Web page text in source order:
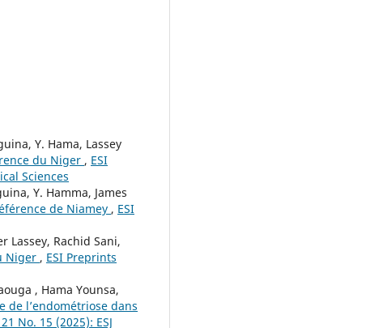
Y. Hama, Lassey
du Niger , ESI
Sciences
Y. Hamma, James
de Niamey , ESI
Lassey, Rachid Sani,
Niger , ESI Preprints
, Hama Younsa,
de l’endométriose dans
No. 15 (2025): ESJ